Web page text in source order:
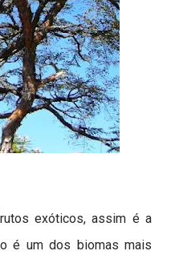
exóticos, assim é a
é um dos biomas mais